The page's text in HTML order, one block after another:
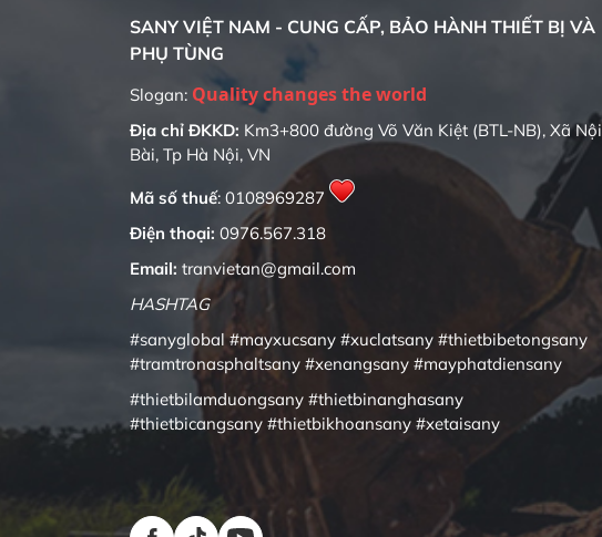
SANY VIỆT NAM - CUNG CẤP, BẢO HÀNH THIẾT BỊ VÀ
PHỤ TÙNG
Slogan: Quality changes the world
Địa chỉ ĐKKD: Km3+800 đường Võ Văn Kiệt (BTL-NB), Xã Nội
Bài, Tp Hà Nội, VN
Mã số thuế: 0108969287
Điện thoại: 0976.567.318
Email: tranvietan@gmail.com
HASHTAG
#sanyglobal #mayxucsany #xuclatsany #thietbibetongsany
#tramtronasphaltsany #xenangsany #mayphatdiensany
#thietbilamduongsany #thietbinanghasany
#thietbicangsany #thietbikhoansany #xetaisany